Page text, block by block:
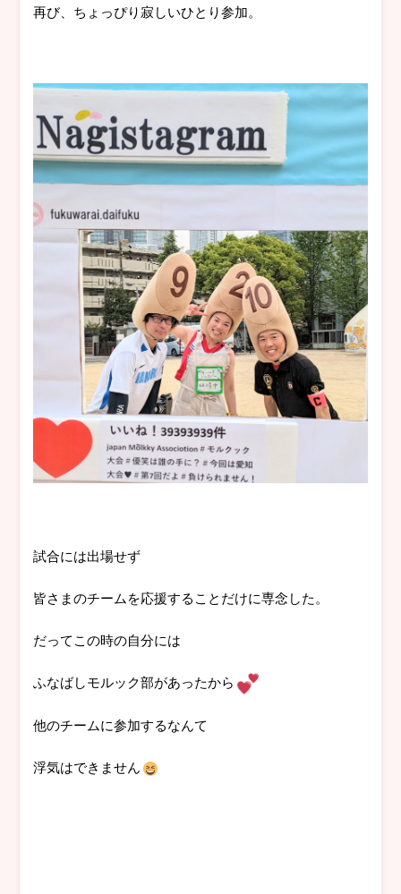
再び、ちょっぴり寂しいひとり参加。
試合には出場せず
皆さまのチームを応援することだけに専念した。
だってこの時の自分には
ふなばしモルック部があったから
他のチームに参加するなんて
浮気はできません